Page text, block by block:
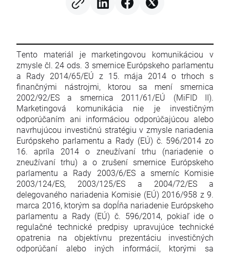
Tento materiál je marketingovou komunikáciou v
zmysle čl. 24 ods. 3 smernice Európskeho parlamentu
a Rady 2014/65/EÚ z 15. mája 2014 o trhoch s
finančnými nástrojmi, ktorou sa mení smernica
2002/92/ES a smernica 2011/61/EÚ (MiFID II).
Marketingová komunikácia nie je investičným
odporúčaním ani informáciou odporúčajúcou alebo
navrhujúcou investičnú stratégiu v zmysle nariadenia
Európskeho parlamentu a Rady (EÚ) č. 596/2014 zo
16. apríla 2014 o zneužívaní trhu (nariadenie o
zneužívaní trhu) a o zrušení smernice Európskeho
parlamentu a Rady 2003/6/ES a smerníc Komisie
2003/124/ES, 2003/125/ES a 2004/72/ES a
delegovaného nariadenia Komisie (EÚ) 2016/958 z 9.
marca 2016, ktorým sa dopĺňa nariadenie Európskeho
parlamentu a Rady (EÚ) č. 596/2014, pokiaľ ide o
regulačné technické predpisy upravujúce technické
opatrenia na objektívnu prezentáciu investičných
odporúčaní alebo iných informácií, ktorými sa